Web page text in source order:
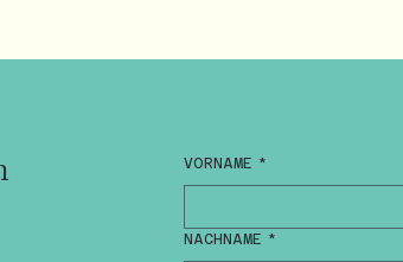
VORNAME *
NACHNAME *